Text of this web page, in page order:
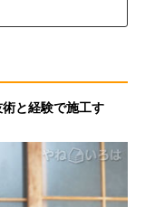
と経験で施工す